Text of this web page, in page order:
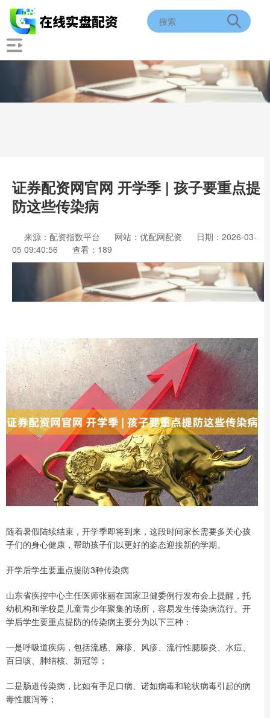
证券配资网官网 开学季 | 孩子要重点提
防这些传染病
来源：配资指数平台 网站：优配网配资
日期：2026-03-
05 09:40:56
查看：189
随着暑假陆续结束，开学季即将到来，这段时间家长需要多关心孩
子们的身心健康，帮助孩子们以更好的姿态迎接新的学期。
开学后学生要重点提防3种传染病
山东省疾控中心主任医师张丽在国家卫健委例行发布会上提醒，托
幼机构和学校是儿童青少年聚集的场所，容易发生传染病流行。开
学后学生要重点提防的传染病主要分为以下三种：
一是呼吸道疾病，包括流感、麻疹、风疹、流行性腮腺炎、水痘、
百日咳、肺结核、新冠等；
二是肠道传染病，比如有手足口病、诺如病毒和轮状病毒引起的病
毒性腹泻等；